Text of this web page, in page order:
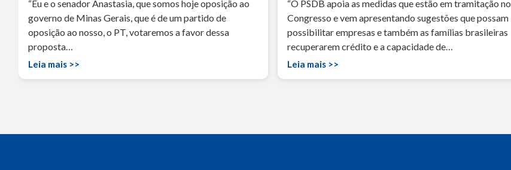
“Eu e o senador Anastasia, que somos hoje oposição ao
governo de Minas Gerais, que é de um partido de
oposição ao nosso, o PT, votaremos a favor dessa
proposta…
Leia mais >>
“O PSDB apoia as medidas que estão em tramitação no
Congresso e vem apresentando sugestões que possam
possibilitar empresas e também as famílias brasileiras
recuperarem crédito e a capacidade de…
Leia mais >>